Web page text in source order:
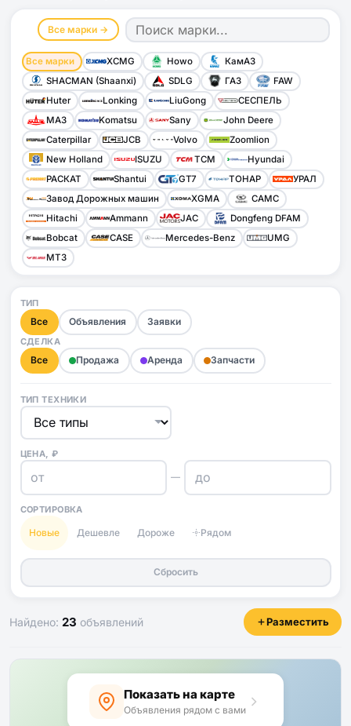
Все марки →
Все марки XCMG Howo
КамАЗ
SHACMAN (Shaanxi)
SDLG ГАЗ
FAW
Huter
Lonking LiuGong
СЕСПЕЛЬ
МАЗ
Komatsu Sany
John Deere
Caterpillar
JCB Volvo
Zoomlion
New Holland
ISUZU TCM
Hyundai
РАСКАТ
Shantui GT7 ТОНАР
УРАЛ
Завод Дорожных машин
XGMA
CAMC
Hitachi
Ammann JAC
Dongfeng DFAM
Bobcat
CASE Mercedes-Benz
UMG
МТЗ
ТИП
Все Объявления Заявки
СДЕЛКА
Все Продажа Аренда Запчасти
ТИП ТЕХНИКИ
ЦЕНА, ₽
—
СОРТИРОВКА
Новые Дешевле Дороже Рядом
Сбросить
Найдено: 23 объявлений Разместить
Показать на карте
Объявления рядом с вами